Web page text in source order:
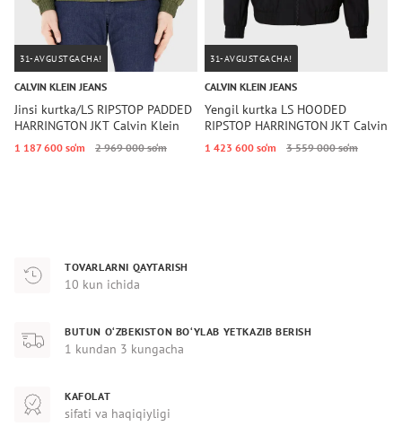
31-AVGUSTGACHA!
CALVIN KLEIN JEANS
Jinsi kurtka/LS RIPSTOP PADDED
HARRINGTON JKT Calvin Klein
Jeans
1 187 600 so‘m 2 969 000 so‘m
31-AVGUSTGACHA!
CALVIN KLEIN JEANS
Yengil kurtka LS HOODED
RIPSTOP HARRINGTON JKT Calvin
Klein Jeans
1 423 600 so‘m 3 559 000 so‘m
TOVARLARNI QAYTARISH
10 kun ichida
BUTUN O‘ZBEKISTON BO‘YLAB YETKAZIB BERISH
1 kundan 3 kungacha
KAFOLAT
sifati va haqiqiyligi